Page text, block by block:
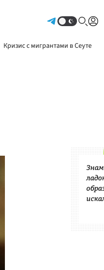
Кризис с мигрантами в Сеуте